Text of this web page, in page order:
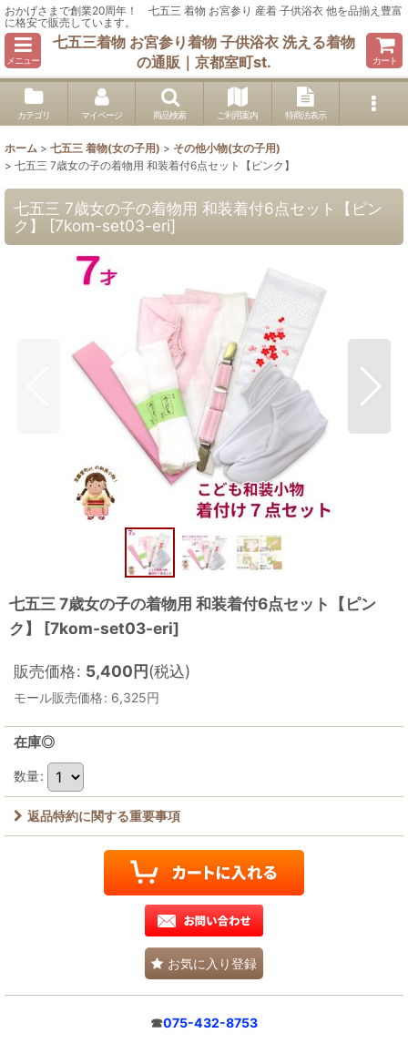
おかげさまで創業20周年！ 七五三 着物 お宮参り 産着 子供浴衣 他を品揃え豊富
に格安で販売しています。
メニュー
七五三着物 お宮参り着物 子供浴衣 洗える着物
の通販｜京都室町st.
カート
カテゴリ マイページ 商品検索 ご利用案内 特商法表示
ホーム > 七五三 着物(女の子用) > その他小物(女の子用)
> 七五三 7歳女の子の着物用 和装着付6点セット【ピンク】
七五三 7歳女の子の着物用 和装着付6点セット【ピン
ク】
[7kom-set03-eri]
七五三 7歳女の子の着物用 和装着付6点セット【ピン
ク】
[7kom-set03-eri]
販売価格: 5,400円(税込)
モール販売価格: 6,325円
在庫◎
数量:
返品特約に関する重要事項
お気に入り登録
☎075-432-8753